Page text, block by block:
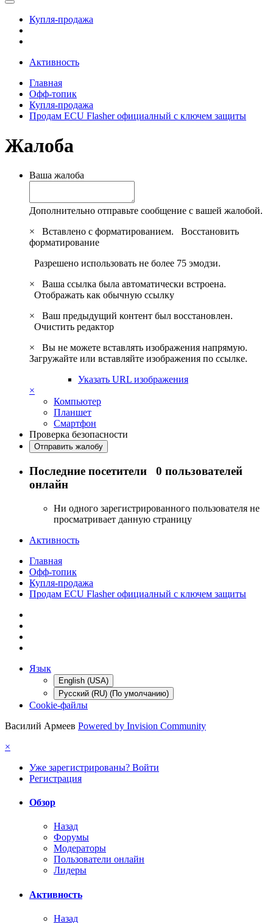
Купля-продажа
Активность
Главная
Офф-топик
Купля-продажа
Продам ECU Flasher официалный с ключем защиты
Жалоба
Ваша жалоба
Дополнительно отправьте сообщение с вашей жалобой.
×
Вставлено с форматированием. Восстановить
форматирование
Разрешено использовать не более 75 эмодзи.
×
Ваша ссылка была автоматически встроена.
Отображать как обычную ссылку
×
Ваш предыдущий контент был восстановлен.
Очистить редактор
×
Вы не можете вставлять изображения напрямую.
Загружайте или вставляйте изображения по ссылке.
Указать URL изображения
×
Компьютер
Планшет
Смартфон
Проверка безопасности
Отправить жалобу
Последние посетители 0 пользователей
онлайн
Ни одного зарегистрированного пользователя не
просматривает данную страницу
Активность
Главная
Офф-топик
Купля-продажа
Продам ECU Flasher официалный с ключем защиты
Язык
English (USA)
Русский (RU) (По умолчанию)
Cookie-файлы
Василий Армеев Powered by Invision Community
×
Уже зарегистрированы? Войти
Регистрация
Обзор
Назад
Форумы
Модераторы
Пользователи онлайн
Лидеры
Активность
Назад